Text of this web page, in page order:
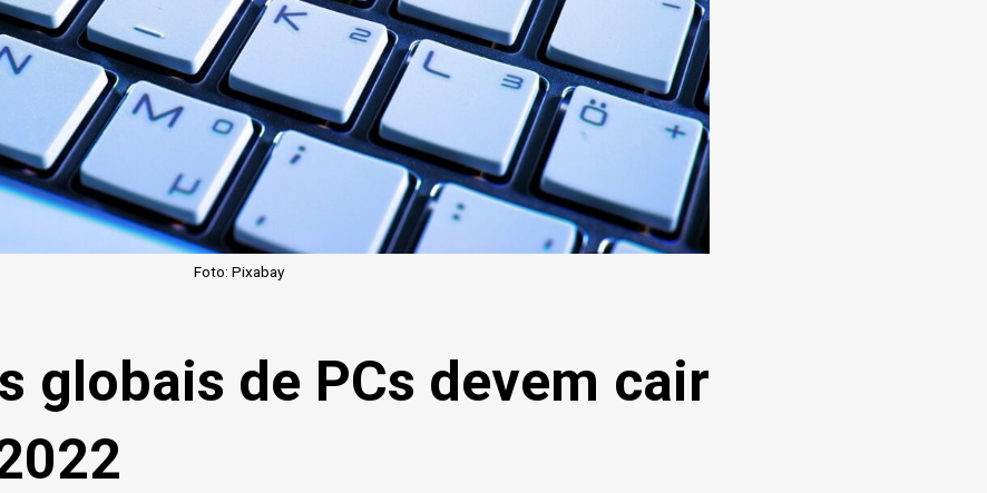
Foto: Pixabay
globais de PCs devem cair